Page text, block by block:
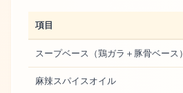
項目
スープベース（鶏ガラ＋豚骨ベース）
麻辣スパイスオイル